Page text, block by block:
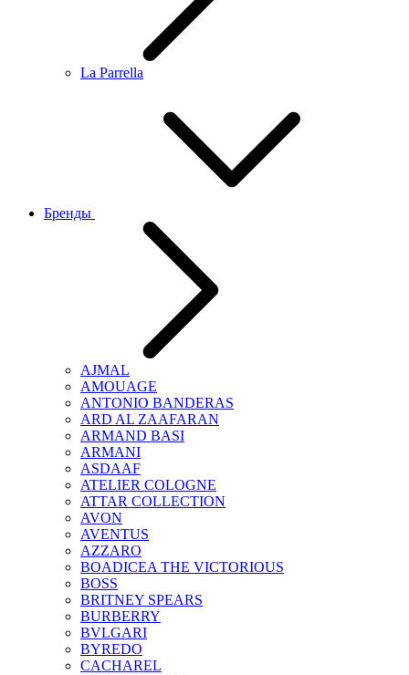
La Parrella
Бренды
AJMAL
AMOUAGE
ANTONIO BANDERAS
ARD AL ZAAFARAN
ARMAND BASI
ARMANI
ASDAAF
ATELIER COLOGNE
ATTAR COLLECTION
AVON
AVENTUS
AZZARO
BOADICEA THE VICTORIOUS
BOSS
BRITNEY SPEARS
BURBERRY
BVLGARI
BYREDO
CACHAREL